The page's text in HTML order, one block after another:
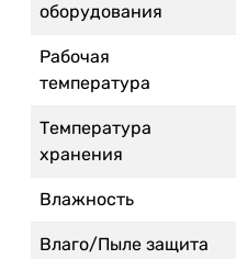
оборудования
Рабочая
температура
Температура
хранения
Влажность
Влаго/Пыле защита